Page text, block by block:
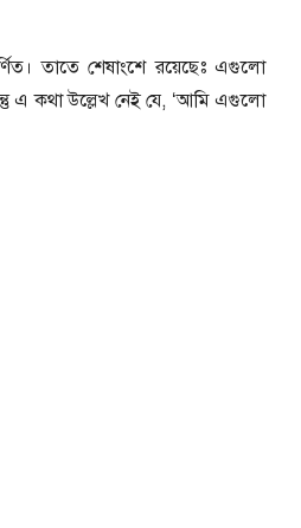
তাতে শেষাংশে রয়েছেঃ এগুলো
এ কথা উল্লেখ নেই যে, ‘আমি এগুলো